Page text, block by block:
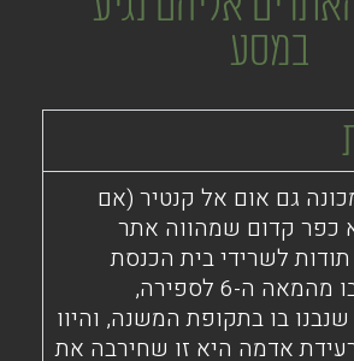
במסע
גם אום אל קנטיר (אם
כפר קדום שמהווה אתר
לשרידי בית הכנסת
העתיק הבנוי בו מהמאה ה-6 לספירה,
בו בתקופת המשנה, והיוו
אדמה היא זו שחירבה את